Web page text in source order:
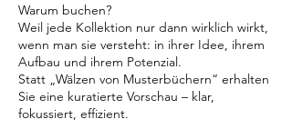
Warum buchen?
Weil jede Kollektion nur dann wirklich wirkt,
wenn man sie versteht: in ihrer Idee, ihrem
Aufbau und ihrem Potenzial.
Statt „Wälzen von Musterbüchern“ erhalten
Sie eine kuratierte Vorschau – klar,
fokussiert, effizient.